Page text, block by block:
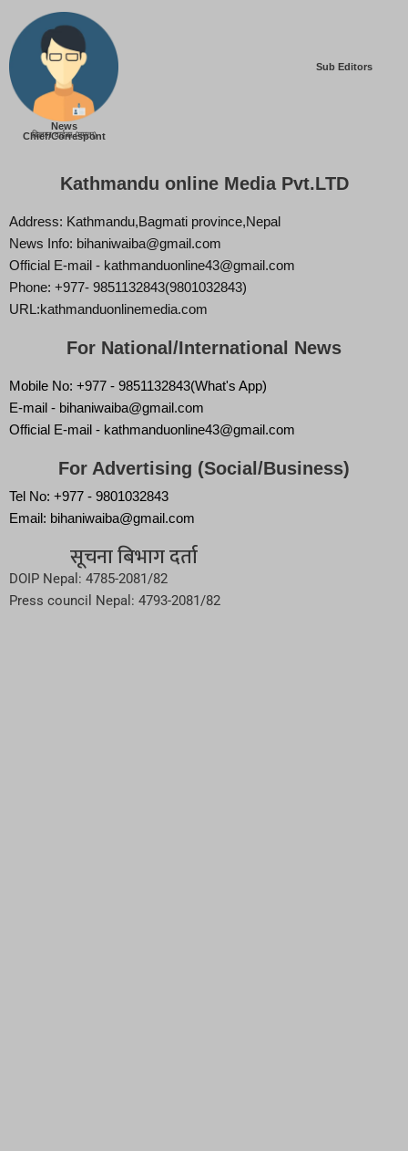
News
Chief/Correspont
बिज्ञान वाईबा (ममता)
Sub Editors
Kathmandu online Media Pvt.LTD
Address: Kathmandu,Bagmati province,Nepal
News Info: bihaniwaiba@gmail.com
Official E-mail - kathmanduonline43@gmail.com
Phone: +977- 9851132843(9801032843)
URL:kathmanduonlinemedia.com
For National/International News
Mobile No: +977 - 9851132843(What's App)
E-mail - bihaniwaiba@gmail.com
Official E-mail - kathmanduonline43@gmail.com
For Advertising (Social/Business)
Tel No: +977 - 9801032843
Email: bihaniwaiba@gmail.com
सूचना बिभाग दर्ता
DOIP Nepal: 4785-2081/82
Press council Nepal: 4793-2081/82